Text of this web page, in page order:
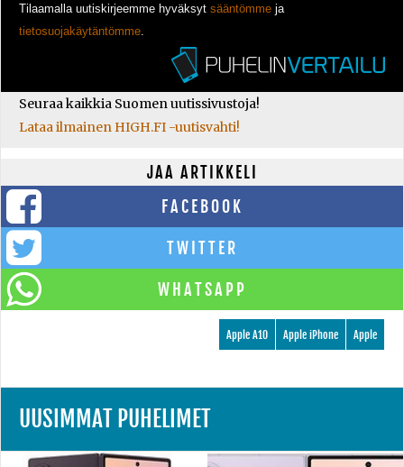
Tilaamalla uutiskirjeemme hyväksyt sääntömme ja
tietosuojakäytäntömme.
Seuraa kaikkia Suomen uutissivustoja!
Lataa ilmainen HIGH.FI -uutisvahti!
JAA ARTIKKELI
FACEBOOK
TWITTER
WHATSAPP
Apple
Apple iPhone
Apple A10
UUSIMMAT PUHELIMET